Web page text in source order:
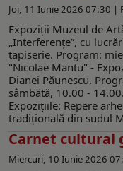
Joi, 11 Iunie 2026 07:30 |
Expoziţii Muzeul de
„Interferențeˮ, cu
tapiserie. Program:
"Nicolae Mantu" -
Dianei Păunescu.
sâmbătă, 10.00 -
Expoziţiile: Repere
tradiţională din sudul
Carnet cultural
Miercuri, 10 Iunie 2026